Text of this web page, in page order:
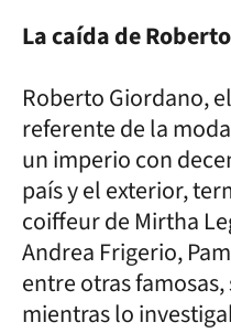
La caída de
Roberto Giordano,
referente de la
un imperio con
país y el exterior,
coiffeur de Mirtha
Andrea Frigerio,
entre otras
mientras lo